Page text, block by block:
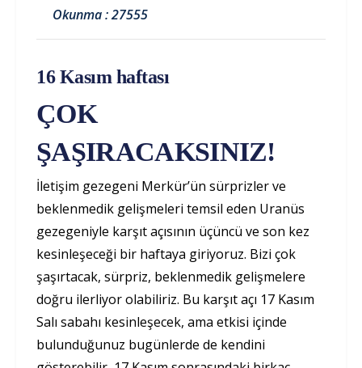
Okunma : 27555
16 Kasım haftası
ÇOK
ŞAŞIRACAKSINIZ!
İletişim gezegeni Merkür’ün sürprizler ve
beklenmedik gelişmeleri temsil eden Uranüs
gezegeniyle karşıt açısının üçüncü ve son kez
kesinleşeceği bir haftaya giriyoruz. Bizi çok
şaşırtacak, sürpriz, beklenmedik gelişmelere
doğru ilerliyor olabiliriz. Bu karşıt açı 17 Kasım
Salı sabahı kesinleşecek, ama etkisi içinde
bulunduğunuz bugünlerde de kendini